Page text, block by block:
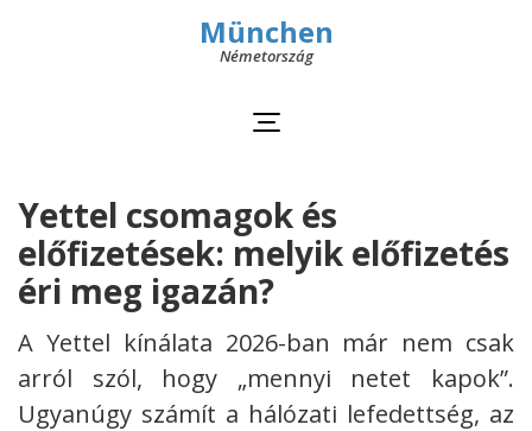
München
Németország
Yettel csomagok és
előfizetések: melyik előfizetés
éri meg igazán?
A Yettel kínálata 2026-ban már nem csak
arról szól, hogy „mennyi netet kapok”.
Ugyanúgy számít a hálózati lefedettség, az